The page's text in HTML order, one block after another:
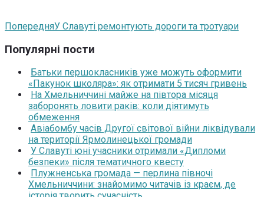
ПопередняУ Славуті ремонтують дороги та тротуари
Популярні пости
Батьки першокласників уже можуть оформити
«Пакунок школяра»: як отримати 5 тисяч гривень
На Хмельниччині майже на півтора місяця
заборонять ловити раків: коли діятимуть
обмеження
Авіабомбу часів Другої світової війни ліквідували
на території Ярмолинецької громади
У Славуті юні учасники отримали «Дипломи
безпеки» після тематичного квесту
Плужненська громада — перлина півночі
Хмельниччини: знайомимо читачів із краєм, де